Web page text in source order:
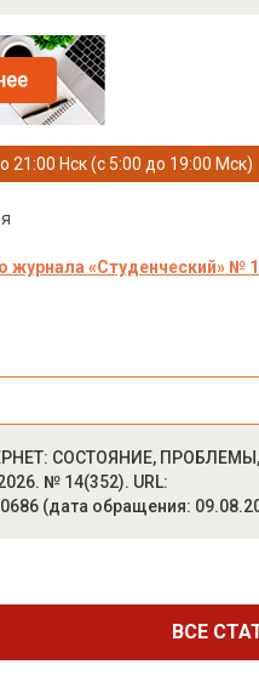
21:00 Нск (с 5:00 до 19:00 Мск)
журнала «Студенческий» №
СОСТОЯНИЕ,
№ 14(352). URL:
(дата обращения:
ВСЕ